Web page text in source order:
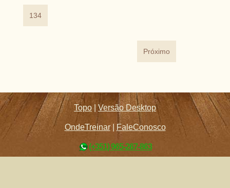
134
Próximo
Topo |Versão Desktop
OndeTreinar| FaleConosco
(+351) 965-267-863